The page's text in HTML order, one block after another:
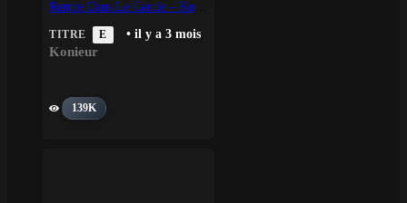
TITRE E • il y a 3 mois
Konieur
139K